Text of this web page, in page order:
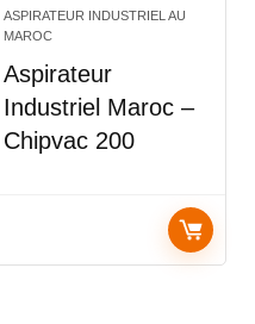
ASPIRATEUR INDUSTRIEL AU
MAROC
Aspirateur
Industriel Maroc –
Chipvac 200